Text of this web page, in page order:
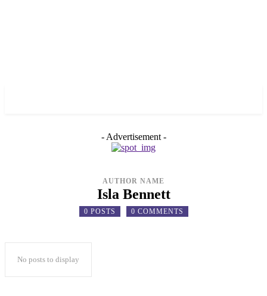
- Advertisement -
AUTHOR NAME
Isla Bennett
0 POSTS 0 COMMENTS
No posts to display